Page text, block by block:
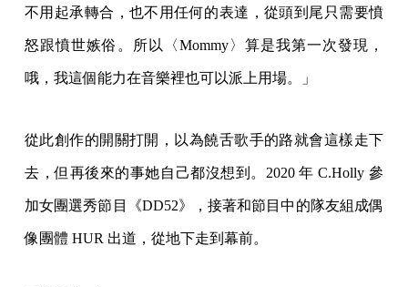
不用起承轉合，也不用任何的表達，從頭到尾只需要憤
怒跟憤世嫉俗。所以〈Mommy〉算是我第一次發現，
哦，我這個能力在音樂裡也可以派上用場。」
從此創作的開關打開，以為饒舌歌手的路就會這樣走下
去，但再後來的事她自己都沒想到。2020 年 C.Holly 參
加女團選秀節目《DD52》，接著和節目中的隊友組成偶
像團體 HUR 出道，從地下走到幕前。